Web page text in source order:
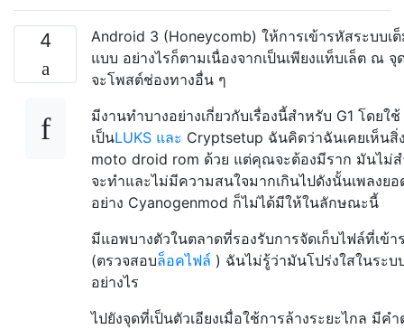
4
Android 3 (Honeycomb) ให้การเข้ารหัสระบบเ
แบบ อย่างไรก็ตามเนื่องจากเป็นเพียงแท็บเล็ต ณ
จะโพสต์ช่องทางอื่น ๆ
มีงานทำบางอย่างเกี่ยวกับเรื่องนี้สำหรับ G1 โดยใช้
เป็นLUKS และ Cryptsetup ฉันคิดว่าฉันเคยเห็นสิ่
moto droid rom ด้วย แต่คุณจะต้องมีราก มันไม่
จะทำและไม่มีความสนใจมากเกินไปดังนั้นเพลงย
อย่าง Cyanogenmod ก็ไม่ได้มีให้ในลักษณะนี้
มีแอพบางตัวในตลาดที่รองรับการจัดเก็บไฟล์ที่เข้า
(ตรวจสอบล็อคไฟล์ ) ฉันไม่รู้ว่ามันโปร่งใสในระบ
อย่างไร
ไปยังจุดที่เป็นตัวเอียงเมื่อใช้การล้างระยะไกล มีค